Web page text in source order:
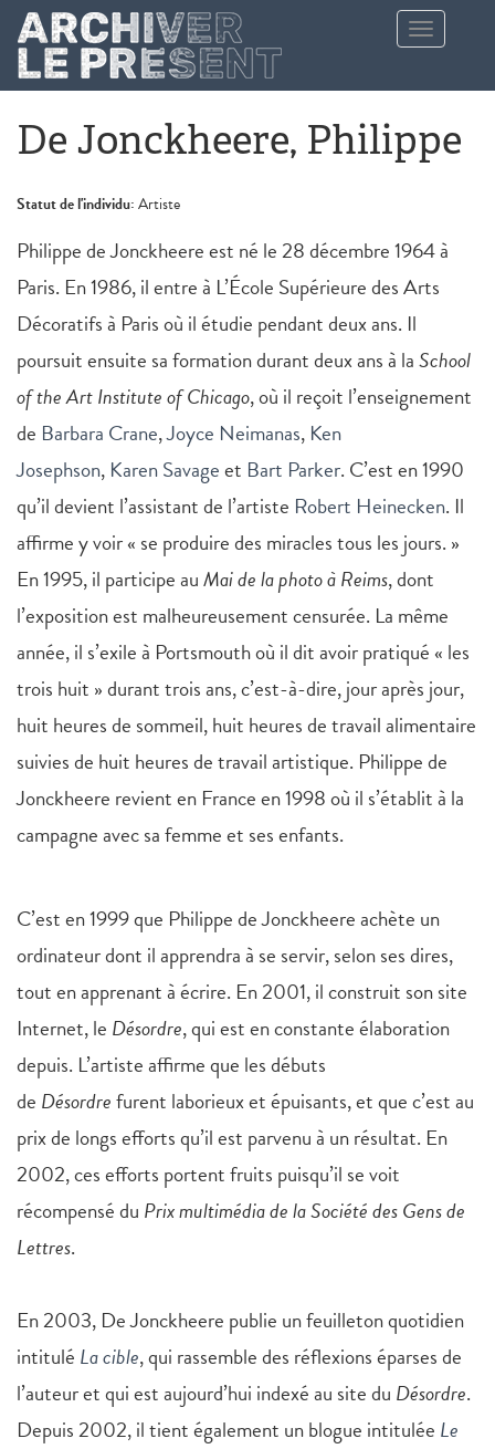
Aller au contenu principal
Toggle
navigation
De Jonckheere, Philippe
Statut de l'individu:Artiste
Philippe de Jonckheere est né le 28 décembre 1964 à
Paris. En 1986, il entre à L’École Supérieure des Arts
Décoratifs à Paris où il étudie pendant deux ans. Il
poursuit ensuite sa formation durant deux ans à laSchool
of the Art Institute of Chicago, où il reçoit l’enseignement
de Barbara Crane,Joyce Neimanas, Ken
Josephson, Karen Savageet Bart Parker. C’est en 1990
qu’il devient l’assistant de l’artiste Robert Heinecken. Il
affirme y voir « se produire des miracles tous les jours. »
En 1995, il participe auMai de la photo à Reims, dont
l’exposition est malheureusement censurée. La même
année, il s’exile à Portsmouth où il dit avoir pratiqué « les
trois huit » durant trois ans, c’est-à-dire, jour après jour,
huit heures de sommeil, huit heures de travail alimentaire
suivies de huit heures de travail artistique. Philippe de
Jonckheere revient en France en 1998 où il s’établit à la
campagne avec sa femme et ses enfants.
C’est en 1999 que Philippe de Jonckheere achète un
ordinateur dont il apprendra à se servir, selon ses dires,
tout en apprenant à écrire. En 2001, il construit son site
Internet, le Désordre, qui est en constante élaboration
depuis. L’artiste affirme que les débuts
de Désordrefurent laborieux et épuisants, et que c’est au
prix de longs efforts qu’il est parvenu à un résultat. En
2002, ces efforts portent fruits puisqu’il se voit
récompensé du Prix multimédia de la Société des Gens de
Lettres.
En 2003, De Jonckheere publie un feuilleton quotidien
intitulé La cible, qui rassemble des réflexions éparses de
l’auteur et qui est aujourd’hui indexé au site du Désordre.
Depuis 2002, il tient également un blogue intitulée Le